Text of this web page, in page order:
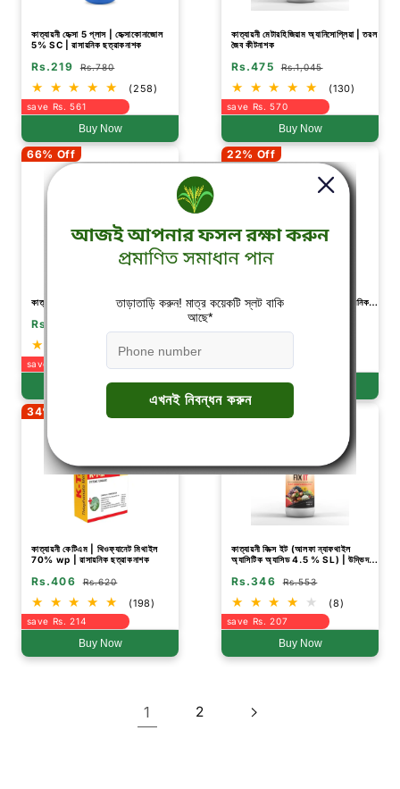
কাত্যায়নী হেক্সা 5 প্লাস | হেক্সাকোনাজোল
5% SC | রাসায়নিক ছত্রাকনাশক
Rs.219 Rs.780
(258)
save Rs. 561
Buy Now
কাত্যায়নী মেটারহিজিয়াম অ্যানিসোপ্লিয়া | তরল
জৈব কীটনাশক
Rs.475 Rs.1,045
(130)
save Rs. 570
Buy Now
66% Off
কাত্যায়নী NPK 13 00 45 সার
Rs.261
save Rs. 518
Buy Now
22% Off
MANCOZEB 63% WP | রাসায়নিক
ছত্রাকনাশক
Buy Now
34% Off
কাত্যায়নী কেটিএম | থিওফ্যানেট মিথাইল
70% wp | রাসায়নিক ছত্রাকনাশক
Rs.406 Rs.620
(198)
save Rs. 214
Buy Now
কাত্যায়নী ফিক্স ইট (আলফা ন্যাফথাইল
অ্যাসিটিক অ্যাসিড 4.5 % SL) | উদ্ভিদ
Rs.346 Rs.553
(8)
save Rs. 207
Buy Now
1 2